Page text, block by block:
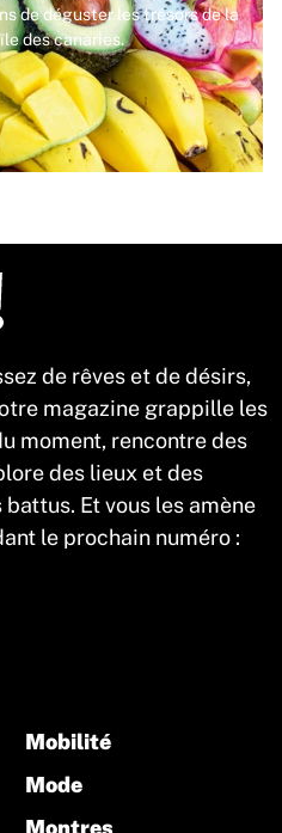
de déguster les trésors de la
des canaries.
de rêves et de désirs,
magazine grappille les
moment, rencontre des
des lieux et des
Et vous les amène
le prochain numéro :
Mobilité
Mode
Montres